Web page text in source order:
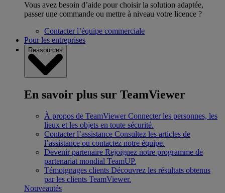
Vous avez besoin d’aide pour choisir la solution adaptée,
passer une commande ou mettre à niveau votre licence ?
Contacter l’équipe commerciale
Pour les entreprises
Ressources
En savoir plus sur TeamViewer
À propos de TeamViewer Connecter les personnes, les
lieux et les objets en toute sécurité.
Contacter l’assistance Consultez les articles de
l’assistance ou contactez notre équipe.
Devenir partenaire Rejoignez notre programme de
partenariat mondial TeamUP.
Témoignages clients Découvrez les résultats obtenus
par les clients TeamViewer.
Nouveautés